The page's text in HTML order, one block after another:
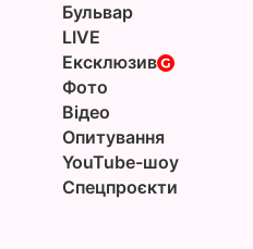
Бульвар
LIVE
Ексклюзив
Фото
Відео
Опитування
YouTube-шоу
Спецпроєкти